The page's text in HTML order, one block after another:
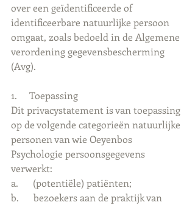
over een geïdentificeerde of
identificeerbare natuurlijke persoon
omgaat, zoals bedoeld in de Algemene
verordening gegevensbescherming
(Avg).
1.     Toepassing
Dit privacystatement is van toepassing
op de volgende categorieën natuurlijke
personen van wie Oeyenbos
Psychologie persoonsgegevens
verwerkt:
a.      (potentiële) patiënten;
b.      bezoekers aan de praktijk van